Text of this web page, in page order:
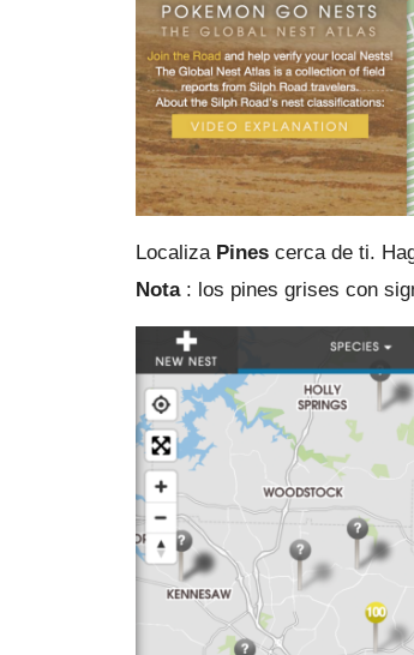
Localiza Pines cerca de ti.
Nota: los pines grises con